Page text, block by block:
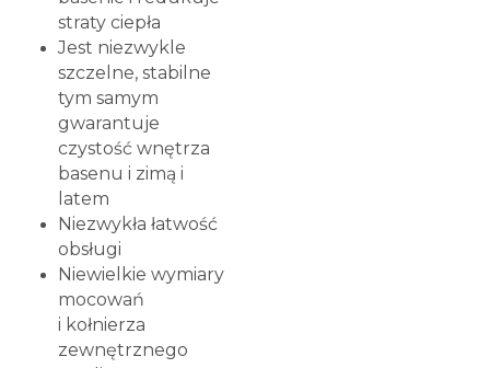
straty ciepła
Jest niezwykle
szczelne, stabilne
tym samym
gwarantuje
czystość wnętrza
basenu i zimą i
latem
Niezwykła łatwość
obsługi
Niewielkie wymiary
mocowań
i kołnierza
zewnętrznego